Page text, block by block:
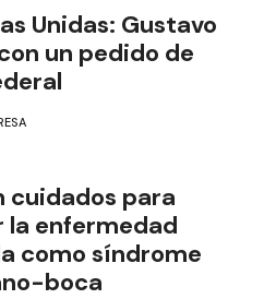
Unidas: Gustavo
un pedido de
cuidados para
la enfermedad
como síndrome
boca